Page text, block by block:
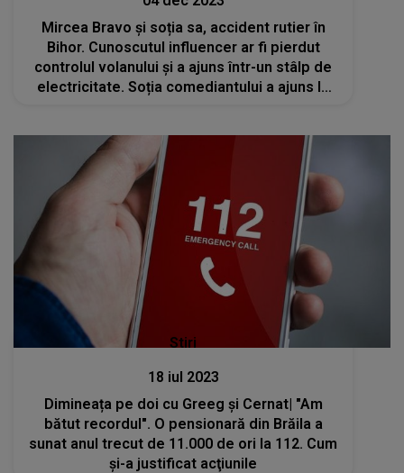
Mircea Bravo și soția sa, accident rutier în
Bihor. Cunoscutul influencer ar fi pierdut
controlul volanului și a ajuns într-un stâlp de
electricitate. Soția comediantului a ajuns la
Stiri
18 iul 2023
Dimineața pe doi cu Greeg și Cernat| "Am
bătut recordul". O pensionară din Brăila a
sunat anul trecut de 11.000 de ori la 112. Cum
şi-a justificat acţiunile